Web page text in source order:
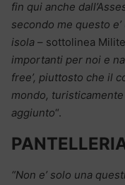
fin qui anche
secondo me questo
isola – sottolinea
importanti per noi e
free’, piuttosto che il
mondo,
aggiunto“.
“Non e’ solo una